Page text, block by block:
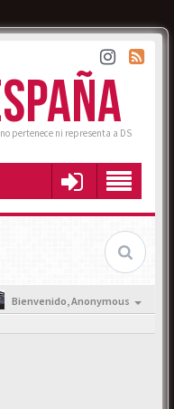
pertenece ni representa a DS
Bienvenido,Anonymous